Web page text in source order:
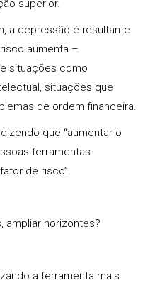
superior.
a depressão é resultante
aumenta –
situações como
situações que
de ordem financeira.
que “aumentar o
ferramentas
de risco”.
ampliar horizontes?
a ferramenta mais